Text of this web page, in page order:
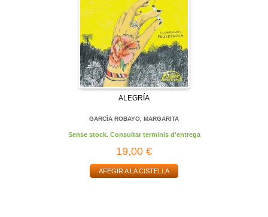
ALEGRÍA
GARCÍA ROBAYO, MARGARITA
Sense stock. Consultar terminis d'entrega
19,00 €
AFEGIR A LA CISTELLA